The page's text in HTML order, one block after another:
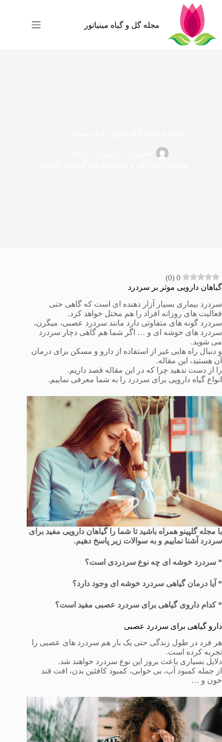
مجله گل و گیاه مینیاتور
0
(
0
)
گیاهان دارویی موثر بر سردرد
سردرد بیماری بسیار آزار دهنده ای است که گاهی حتی
فعالیت های روزانه افراد را هم مختل خواهد کرد.
سردرد گونه های متفاوتی دارد مانند سردرد عصبی، میگرن،
سردرد های خوشه ای و … اگر شما هم گاهی دچار سردرد
می شوید.
و دنبال راه هایی غیر از استفاده از دارو و مسکن برای درمان
آن هستید، این مقاله.
را از دست ندهید چرا که در این مقاله قصد داریم.
انواع گیاه دارویی برای سردرد را به شما معرفی نماییم.
با مجله گلپینو همراه باشید تا شما را گیاهان دارویی مفید برای
سردرد آشنا نماییم و به سوالات زیر پاسخ دهیم.
*‌ سردرد خوشه ای چه نوع سردردی است؟
* آیا درمان گیاهی سردرد خوشه ای وجود دارد؟
* کدام داروی گیاهی برای سردرد عصبی مفید است؟
دارو گیاهی برای سردرد عصبی
هر فرد در طول زندگی حتی یک بار هم سردرد های عصبی را
تجربه کرده است.
دلایل بسیاری باعث بروز این نوع سردرد خواهند شد.
از جمله کمبود آب، بی خوابی، کمبود کافئین بدن، ‌افت قند
خون و …